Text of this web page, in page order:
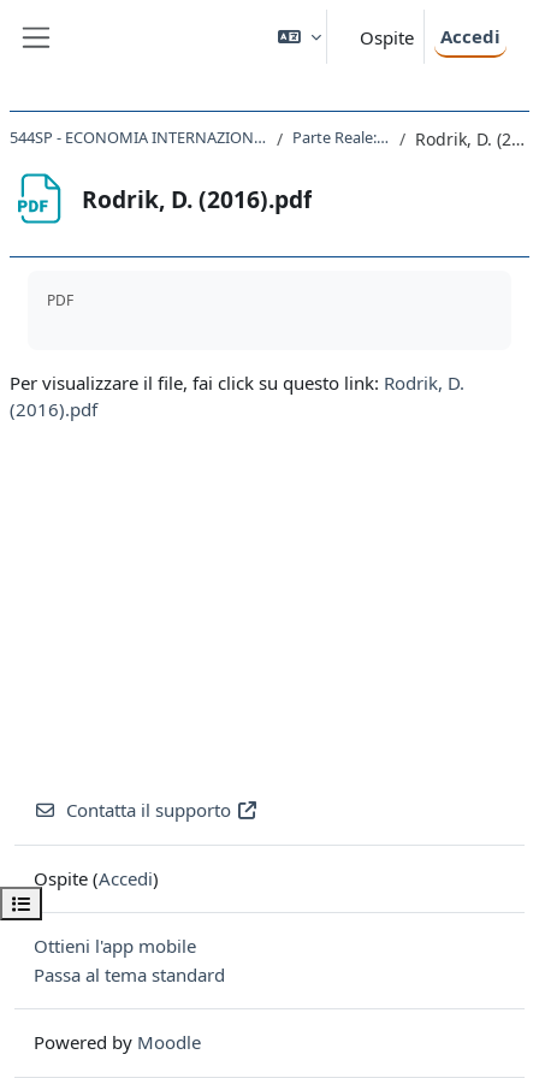
Ospite Accedi
Apri indice del corso
544SP - ECONOMIA INTERNAZIONALE 2023 - 2024 Parte Reale: Letture Rodrik, D. (2016).pdf
Rodrik, D. (2016).pdf
PDF
Per visualizzare il file, fai click su questo link: Rodrik, D.
(2016).pdf
Contatta il supporto
Ospite (Accedi)
Ottieni l'app mobile
Passa al tema standard
Powered by Moodle